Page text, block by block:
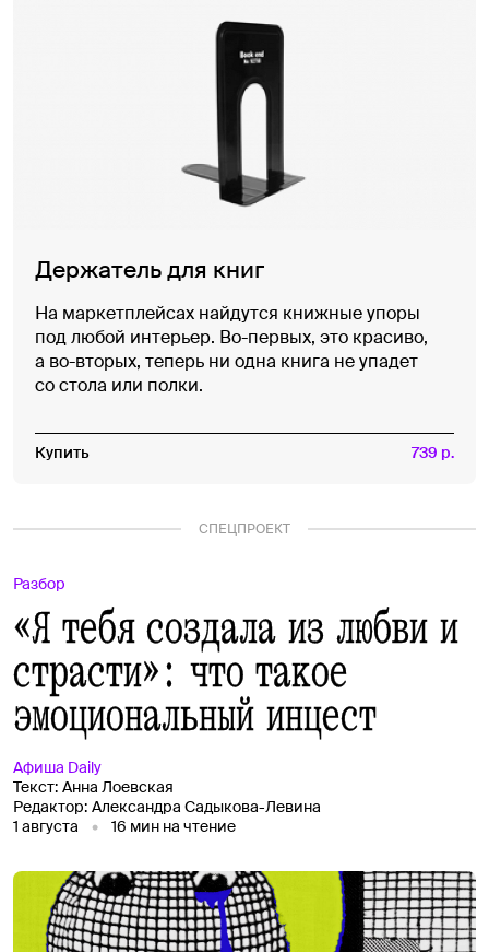
Держатель для книг
На маркетплейсах найдутся книжные упоры
под любой интерьер. Во-первых, это красиво,
а во-вторых, теперь ни одна книга не упадет
со стола или полки.
Купить 739 р.
СПЕЦПРОЕКТ
Разбор
«Я тебя создала из любви и
страсти»: что такое
эмоциональный инцест
Афиша Daily
Текст: Анна Лоевская
Редактор: Александра Садыкова-Левина
1 августа
16 мин на чтение